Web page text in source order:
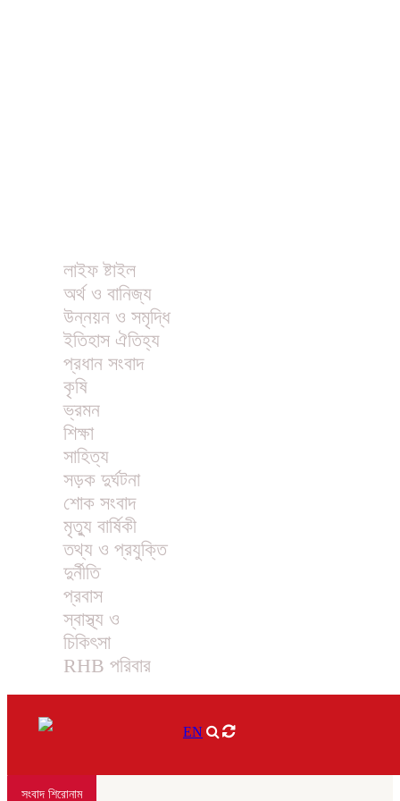
লাইফ ষ্টাইল
অর্থ ও বানিজ্য
উন্নয়ন ও সমৃদ্ধি
ইতিহাস ঐতিহ্য
প্রধান সংবাদ
কৃষি
ভ্রমন
শিক্ষা
সাহিত্য
সড়ক দুর্ঘটনা
শোক সংবাদ
মৃত্যু বার্ষিকী
তথ্য ও প্রযুক্তি
দুর্নীতি
প্রবাস
স্বাস্থ্য ও
চিকিৎসা
RHB পরিবার
EN
সংবাদ শিরোনাম